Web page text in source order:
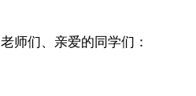
师们、亲爱的同学们：